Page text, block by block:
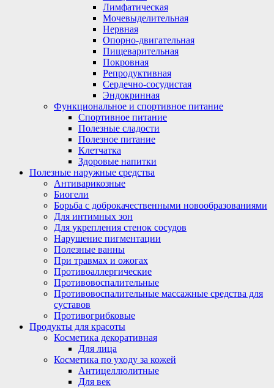
Лимфатическая
Мочевыделительная
Нервная
Опорно-двигательная
Пищеварительная
Покровная
Репродуктивная
Сердечно-сосудистая
Эндокринная
Функциональное и спортивное питание
Спортивное питание
Полезные сладости
Полезное питание
Клетчатка
Здоровые напитки
Полезные наружные средства
Антиварикозные
Биогели
Борьба с доброкачественными новообразованиями
Для интимных зон
Для укрепления стенок сосудов
Нарушение пигментации
Полезные ванны
При травмах и ожогах
Противоаллергические
Противовоспалительные
Противовоспалительные массажные средства для
суставов
Противогрибковые
Продукты для красоты
Косметика декоративная
Для лица
Косметика по уходу за кожей
Антицеллюлитные
Для век